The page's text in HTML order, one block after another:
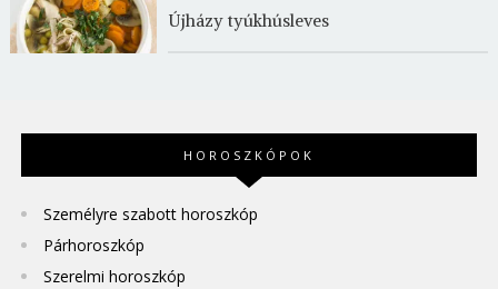
Újházy tyúkhúsleves
HOROSZKÓPOK
Személyre szabott horoszkóp
Párhoroszkóp
Szerelmi horoszkóp